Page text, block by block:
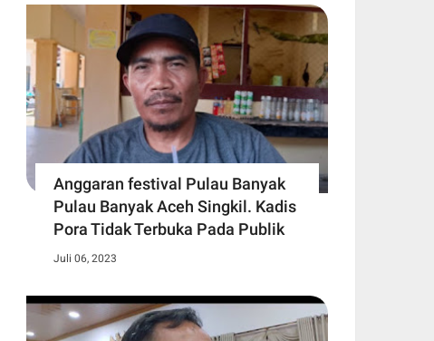
Anggaran festival Pulau Banyak
Pulau Banyak Aceh Singkil. Kadis
Pora Tidak Terbuka Pada Publik
Juli 06, 2023